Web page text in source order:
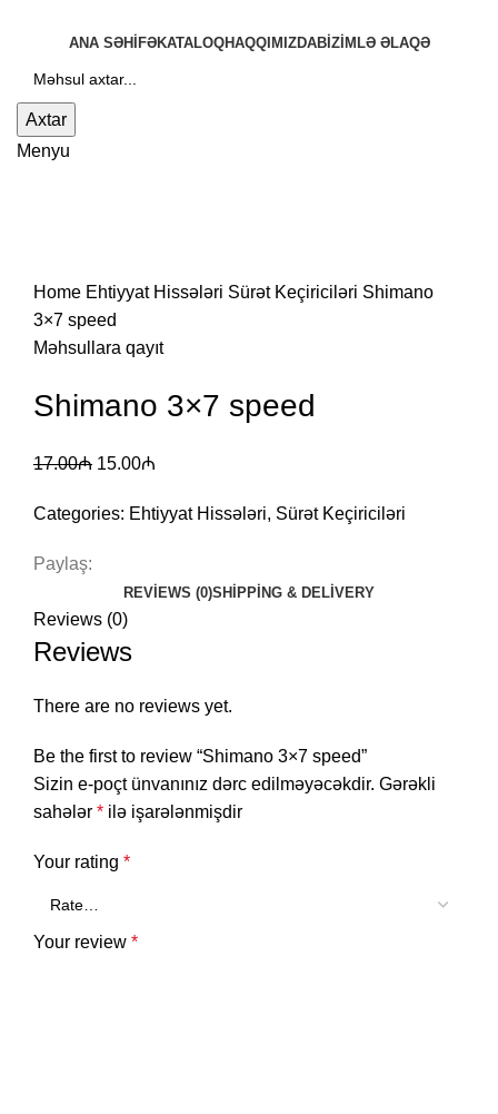
ANA SƏHIFƏKATALOQHAQQIMIZDABIZIMLƏ ƏLAQƏ
Axtar
Menyu
Home Ehtiyyat Hissələri Sürət Keçiriciləri Shimano
3×7 speed
Məhsullara qayıt
Shimano 3×7 speed
17.00₼ 15.00₼
Categories: Ehtiyyat Hissələri, Sürət Keçiriciləri
Paylaş:
REVIEWS (0)SHIPPING & DELIVERY
Reviews (0)
Reviews
There are no reviews yet.
Be the first to review “Shimano 3×7 speed”
Sizin e-poçt ünvanınız dərc edilməyəcəkdir. Gərəkli
sahələr * ilə işarələnmişdir
Your rating *
Your review *